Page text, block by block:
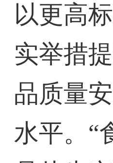
以更高
实举措
品质量
水平。“